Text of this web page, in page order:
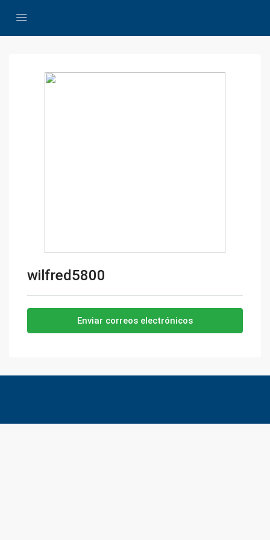
wilfred5800
Enviar correos electrónicos